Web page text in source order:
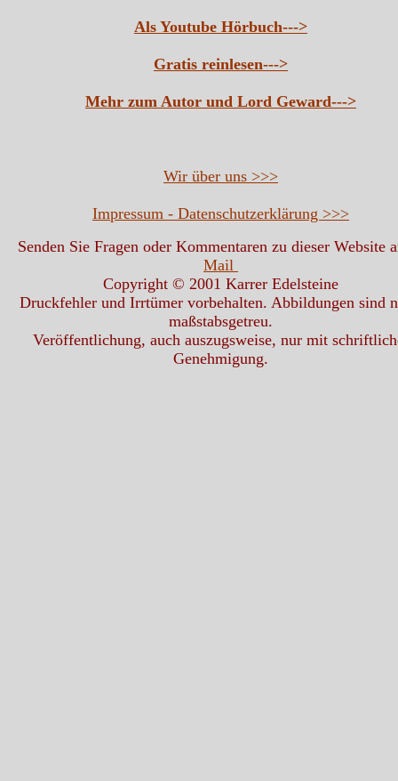
Als Youtube Hörbuch--->
Gratis reinlesen--->
Mehr zum Autor und Lord Geward--->
Wir über uns >>>
Impressum - Datenschutzerklärung >>>
Senden Sie Fragen oder Kommentaren zu dieser Website
Mail
Copyright © 2001 Karrer Edelsteine
Druckfehler und Irrtümer vorbehalten. Abbildungen sind
maßstabsgetreu.
Veröffentlichung, auch auszugsweise, nur mit
Genehmigung.